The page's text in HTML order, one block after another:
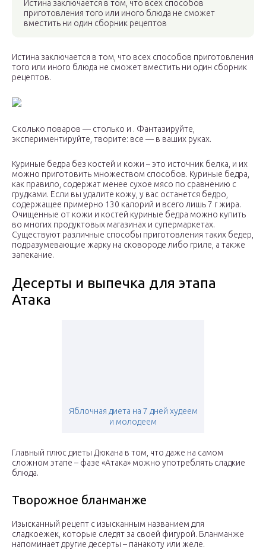
Истина заключается в том, что всех способов
приготовления того или иного блюда не сможет
вместить ни один сборник рецептов
Истина заключается в том, что всех способов приготовления
того или иного блюда не сможет вместить ни один сборник
рецептов.
Сколько поваров — столько и . Фантазируйте,
экспериментируйте, творите: все — в ваших руках.
Куриные бедра без костей и кожи – это источник белка, и их
можно приготовить множеством способов. Куриные бедра,
как правило, содержат менее сухое мясо по сравнению с
грудками. Если вы удалите кожу, у вас останется бедро,
содержащее примерно 130 калорий и всего лишь 7 г жира.
Очищенные от кожи и костей куриные бедра можно купить
во многих продуктовых магазинах и супермаркетах.
Существуют различные способы приготовления таких бедер,
подразумевающие жарку на сковороде либо гриле, а также
запекание.
Десерты и выпечка для этапа
Атака
Яблочная диета на 7 дней худеем
и молодеем
Главный плюс диеты Дюкана в том, что даже на самом
сложном этапе – фазе «Атака» можно употреблять сладкие
блюда.
Творожное бланманже
Изысканный рецепт с изысканным названием для
сладкоежек, которые следят за своей фигурой. Бланманже
напоминает другие десерты – панакоту или желе.